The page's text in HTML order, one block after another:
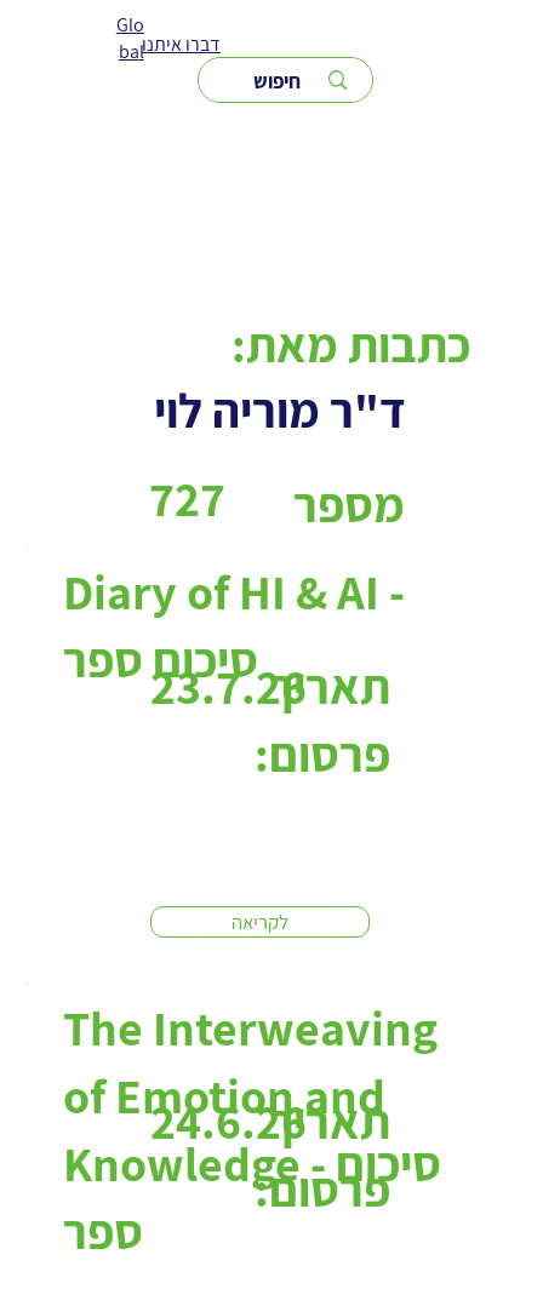
דברו איתנו
Glo
bal
ד"ר מוריה לוי
כתבות מאת:
מספר
כתבות:
727
Diary of HI & AI -
סיכום ספר
לקריאה
23.7.26תאריך
פרסום:
The Interweaving
of Emotion and
Knowledge - סיכום
ספר
24.6.26תאריך
פרסום: